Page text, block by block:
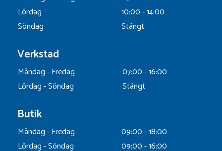
Lördag
10:00 - 14:00
Söndag
Stängt
Verkstad
Måndag - Fredag
07:00 - 16:00
Lördag - Söndag
Stängt
Butik
Måndag - Fredag
09:00 - 18:00
Lördag - Söndag
09:00 - 16:00